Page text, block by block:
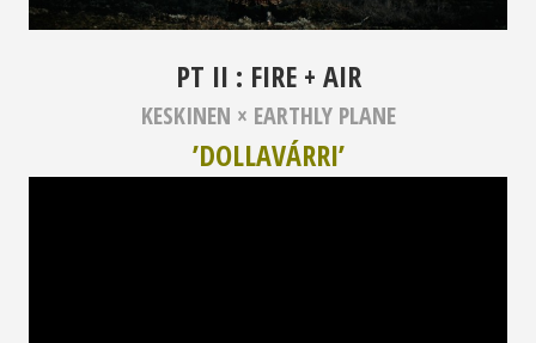
PT II : FIRE + AIR
KESKINEN × EARTHLY PLANE
’DOLLAVÁRRI’